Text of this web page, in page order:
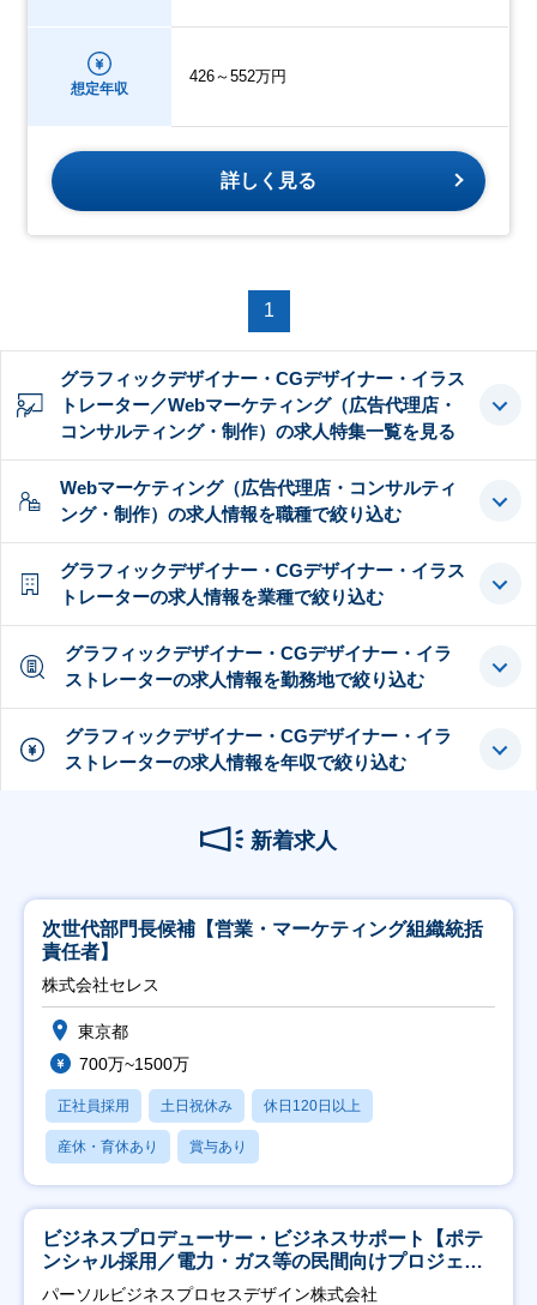
想定年収
426～552万円
詳しく見る
1
グラフィックデザイナー・CGデザイナー・イラス
トレーター／Webマーケティング（広告代理店・
コンサルティング・制作）の求人特集一覧を見る
Webマーケティング（広告代理店・コンサルティ
ング・制作）の求人情報を職種で絞り込む
グラフィックデザイナー・CGデザイナー・イラス
トレーターの求人情報を業種で絞り込む
グラフィックデザイナー・CGデザイナー・イラ
ストレーターの求人情報を勤務地で絞り込む
グラフィックデザイナー・CGデザイナー・イラ
ストレーターの求人情報を年収で絞り込む
新着求人
次世代部門長候補【営業・マーケティング組織統括
責任者】
株式会社セレス
東京都
700万~1500万
正社員採用 土日祝休み 休日120日以上
産休・育休あり 賞与あり
ビジネスプロデューサー・ビジネスサポート【ポテ
ンシャル採用／電力・ガス等の民間向けプロジェク
ト推進】
パーソルビジネスプロセスデザイン株式会社